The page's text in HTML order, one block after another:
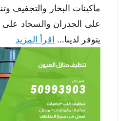
ماكينات البخار والتجفيف
على الجدران والسجاد
يتوفر لدينا… اقرأ المزيد